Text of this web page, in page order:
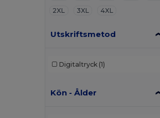
2XL
3XL 4XL
Utskriftsmetod
Digitaltryck (1)
Kön - Ålder